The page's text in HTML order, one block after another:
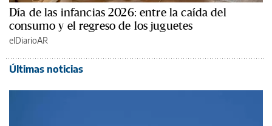
Día de las infancias 2026: entre la caída del
consumo y el regreso de los juguetes
elDiarioAR
Últimas noticias